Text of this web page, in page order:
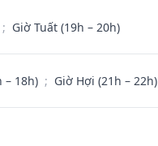
; Giờ Tuất (19h – 20h)
– 18h) ; Giờ Hợi (21h – 22h)